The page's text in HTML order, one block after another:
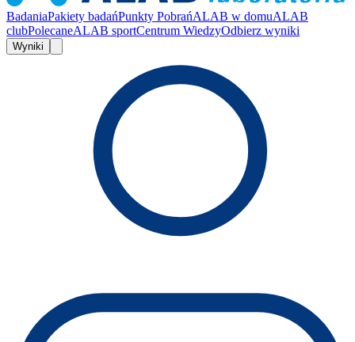
BadaniaPakiety badańPunkty PobrańALAB w domuALAB
clubPolecaneALAB sportCentrum WiedzyOdbierz wyniki
Wyniki